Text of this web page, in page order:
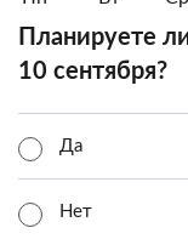
Планируете
10 сентября?
Да
Нет